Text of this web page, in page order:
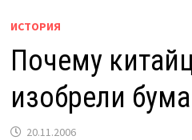
ИСТОРИЯ
Почему
изобрели
20.11.2006